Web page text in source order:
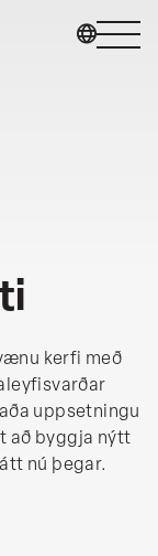
kerfi með
uppsetningu
að byggja nýtt
nú þegar.